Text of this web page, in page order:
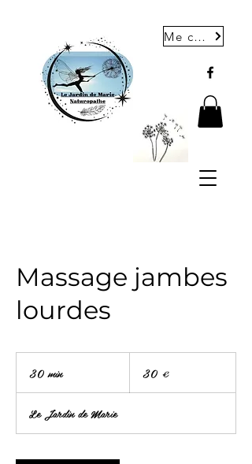
Me contacter
Massage jambes
lourdes
30 min3
0
i
n
30 €
Le Jardin de Marie